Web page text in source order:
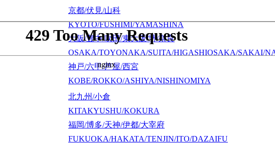
京都/伏見/山科
KYOTO/FUSHIMI/YAMASHINA
大阪/豊中/吹田/東大阪/堺/奈良
OSAKA/TOYONAKA/SUITA/HIGASHIOSAKA/SAKAI/
神戸/六甲/芦屋/西宮
KOBE/ROKKO/ASHIYA/NISHINOMIYA
北九州/小倉
KITAKYUSHU/KOKURA
福岡/博多/天神/伊都/大宰府
FUKUOKA/HAKATA/TENJIN/ITO/DAZAIFU